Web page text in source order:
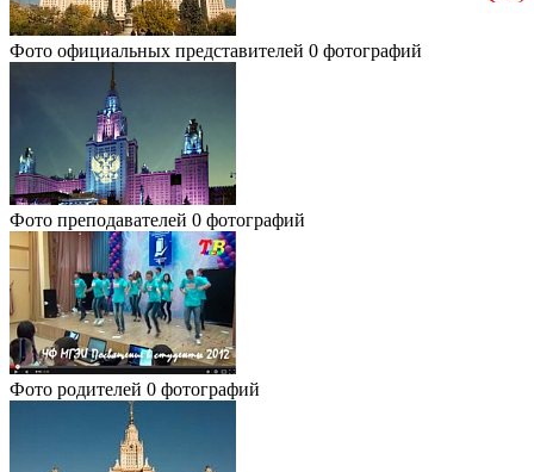
Фото официальных представителей 0 фотографий
Фото преподавателей 0 фотографий
Фото родителей 0 фотографий